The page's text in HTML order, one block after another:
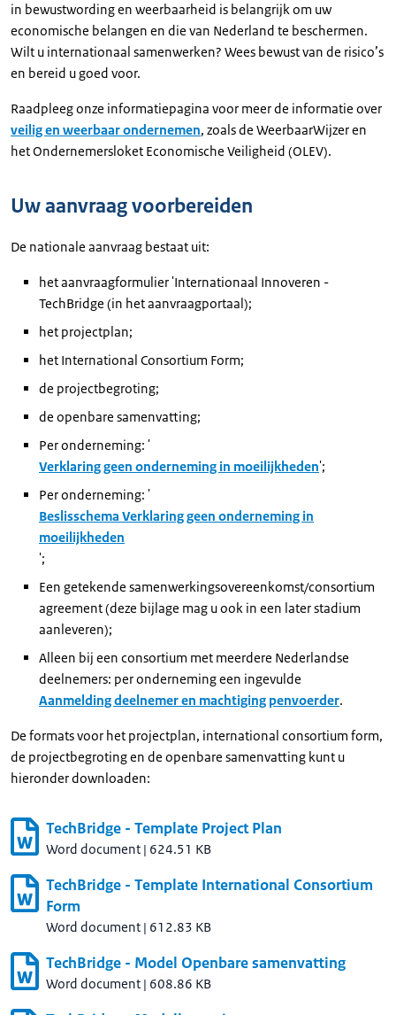
in bewustwording en weerbaarheid is belangrijk om uw
economische belangen en die van Nederland te beschermen.
Wilt u internationaal samenwerken? Wees bewust van de risico’s
en bereid u goed voor.
Raadpleeg onze informatiepagina voor meer de informatie over
veilig en weerbaar ondernemen, zoals de WeerbaarWijzer en
het Ondernemersloket Economische Veiligheid (OLEV).
Uw aanvraag voorbereiden
De nationale aanvraag bestaat uit:
het aanvraagformulier 'Internationaal Innoveren -
TechBridge (in het aanvraagportaal);
het projectplan;
het International Consortium Form;
de projectbegroting;
de openbare samenvatting;
Per onderneming: '
Verklaring geen onderneming in moeilijkheden';
Per onderneming: '
Beslisschema Verklaring geen onderneming in
moeilijkheden
';
Een getekende samenwerkingsovereenkomst/consortium
agreement (deze bijlage mag u ook in een later stadium
aanleveren);
Alleen bij een consortium met meerdere Nederlandse
deelnemers: per onderneming een ingevulde
Aanmelding deelnemer en machtiging penvoerder.
De formats voor het projectplan, international consortium form,
de projectbegroting en de openbare samenvatting kunt u
hieronder downloaden:
TechBridge - Template Project Plan
Word document | 624.51 KB
TechBridge - Template International Consortium
Form
Word document | 612.83 KB
TechBridge - Model Openbare samenvatting
Word document | 608.86 KB